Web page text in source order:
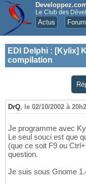
Le Club des
Actus
EDI Delphi : [Kylix]
compilation
DrQ, le 02/10/2002 à
Je programme avec
Le seul souci est que
(que ce soit F9 ou
question.
Je suis sous Gnome